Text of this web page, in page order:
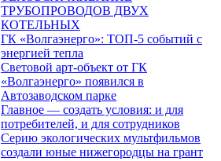
ТРУБОПРОВОДОВ ДВУХ
КОТЕЛЬНЫХ
ГК «Волгаэнерго»: ТОП-5 событий с
энергией тепла
Световой арт-объект от ГК
«Волгаэнерго» появился в
Автозаводском парке
Главное — создать условия: и для
потребителей, и для сотрудников
Серию экологических мультфильмов
создали юные нижегородцы на грант